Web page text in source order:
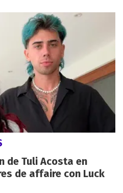
de Tuli Acosta en
de affaire con Luck